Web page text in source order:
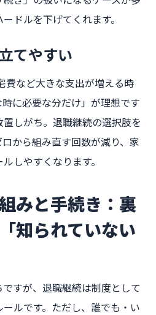
ドルを下げてくれます。
てやすい
費など大きな支出が増える時
に必要な分だけ」が理想です
しがち。退職継続の選択肢を
から組み直す回数が減り、家
しやすくなります。
みと手続き：裏
知られていない
ですが、退職継続は制度として
ルです。ただし、誰でも・い